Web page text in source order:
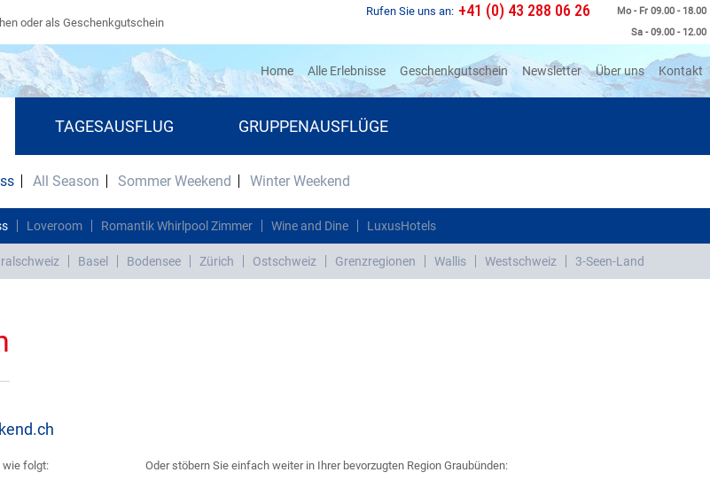
oder als Geschenkgutschein
Mo - Fr 09.00 - 18.00
Sa - 09.00 - 12.00
Rufen Sie uns an: +41 (0) 43 288 06 26
Home(current)
Alle Erlebnisse Geschenkgutschein Newsletter Über uns Kontakt
TAGESAUSFLUG GRUPPENAUSFLÜGE
All Season Sommer Weekend Winter Weekend
Loveroom Romantik Whirlpool Zimmer Wine and Dine LuxusHotels
Basel Bodensee Zürich Ostschweiz Grenzregionen Wallis Westschweiz 3-Seen-Land
wie folgt: Oder stöbern Sie einfach weiter in Ihrer bevorzugten Region Graubünden: